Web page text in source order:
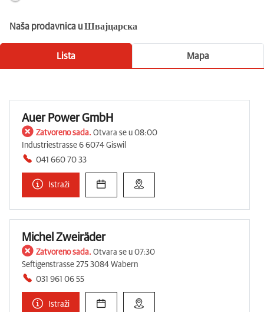
Naša prodavnica u Швајцарска
Lista Mapa
Auer Power GmbH
Zatvoreno sada. Otvara se u 08:00
Industriestrasse 6 6074 Giswil
041 660 70 33
Istraži
Michel Zweiräder
Zatvoreno sada. Otvara se u 07:30
Seftigenstrasse 275 3084 Wabern
031 961 06 55
Istraži